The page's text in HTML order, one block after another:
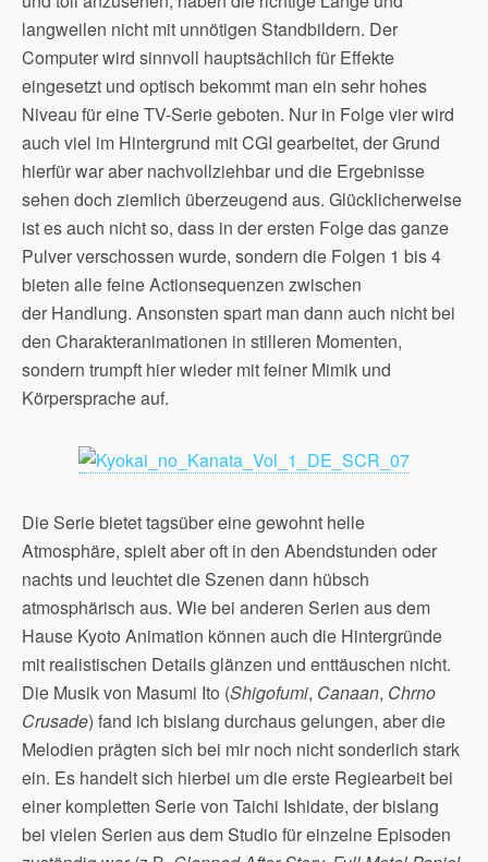
langweilen nicht mit unnötigen Standbildern. Der
Computer wird sinnvoll hauptsächlich für Effekte
eingesetzt und optisch bekommt man ein sehr hohes
Niveau für eine TV-Serie geboten. Nur in Folge vier wird
auch viel im Hintergrund mit CGI gearbeitet, der Grund
hierfür war aber nachvollziehbar und die Ergebnisse
sehen doch ziemlich überzeugend aus. Glücklicherweise
ist es auch nicht so, dass in der ersten Folge das ganze
Pulver verschossen wurde, sondern die Folgen 1 bis 4
bieten alle feine Actionsequenzen zwischen
der Handlung. Ansonsten spart man dann auch nicht bei
den Charakteranimationen in stilleren Momenten,
sondern trumpft hier wieder mit feiner Mimik und
Körpersprache auf.
Die Serie bietet tagsüber eine gewohnt helle
Atmosphäre, spielt aber oft in den Abendstunden oder
nachts und leuchtet die Szenen dann hübsch
atmosphärisch aus. Wie bei anderen Serien aus dem
Hause Kyoto Animation können auch die Hintergründe
mit realistischen Details glänzen und enttäuschen nicht.
Die Musik von Masumi Ito (Shigofumi, Canaan, Chrno
Crusade) fand ich bislang durchaus gelungen, aber die
Melodien prägten sich bei mir noch nicht sonderlich stark
ein. Es handelt sich hierbei um die erste Regiearbeit bei
einer kompletten Serie von Taichi Ishidate, der bislang
bei vielen Serien aus dem Studio für einzelne Episoden